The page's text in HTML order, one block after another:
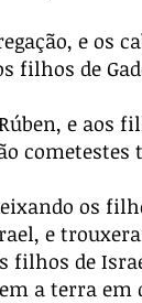
e os
filhos de
e aos
cometestes
os
e
filhos de
a terra em